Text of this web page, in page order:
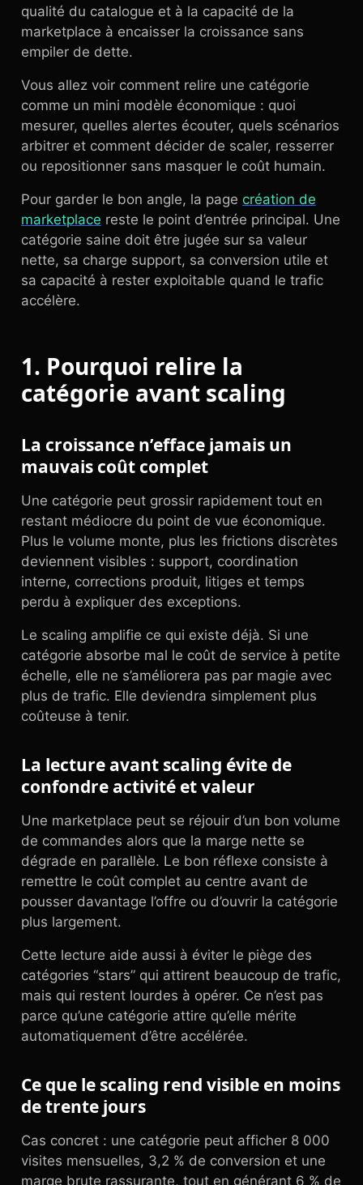
qualité du catalogue et à la capacité de la
marketplace à encaisser la croissance sans
empiler de dette.
Vous allez voir comment relire une catégorie
comme un mini modèle économique : quoi
mesurer, quelles alertes écouter, quels scénarios
arbitrer et comment décider de scaler, resserrer
ou repositionner sans masquer le coût humain.
Pour garder le bon angle, la page création de
marketplace reste le point d’entrée principal. Une
catégorie saine doit être jugée sur sa valeur
nette, sa charge support, sa conversion utile et
sa capacité à rester exploitable quand le trafic
accélère.
1. Pourquoi relire la
catégorie avant scaling
La croissance n’efface jamais un
mauvais coût complet
Une catégorie peut grossir rapidement tout en
restant médiocre du point de vue économique.
Plus le volume monte, plus les frictions discrètes
deviennent visibles : support, coordination
interne, corrections produit, litiges et temps
perdu à expliquer des exceptions.
Le scaling amplifie ce qui existe déjà. Si une
catégorie absorbe mal le coût de service à petite
échelle, elle ne s’améliorera pas par magie avec
plus de trafic. Elle deviendra simplement plus
coûteuse à tenir.
La lecture avant scaling évite de
confondre activité et valeur
Une marketplace peut se réjouir d’un bon volume
de commandes alors que la marge nette se
dégrade en parallèle. Le bon réflexe consiste à
remettre le coût complet au centre avant de
pousser davantage l’offre ou d’ouvrir la catégorie
plus largement.
Cette lecture aide aussi à éviter le piège des
catégories “stars” qui attirent beaucoup de trafic,
mais qui restent lourdes à opérer. Ce n’est pas
parce qu’une catégorie attire qu’elle mérite
automatiquement d’être accélérée.
Ce que le scaling rend visible en moins
de trente jours
Cas concret : une catégorie peut afficher 8 000
visites mensuelles, 3,2 % de conversion et une
marge brute rassurante, tout en générant 6 % de